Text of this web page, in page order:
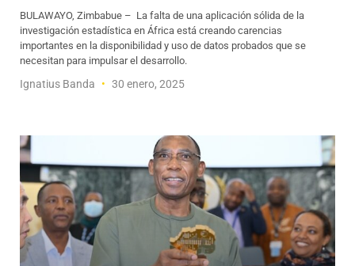
BULAWAYO, Zimbabue – La falta de una aplicación sólida de la
investigación estadística en África está creando carencias
importantes en la disponibilidad y uso de datos probados que se
necesitan para impulsar el desarrollo.
Ignatius Banda 30 enero, 2025